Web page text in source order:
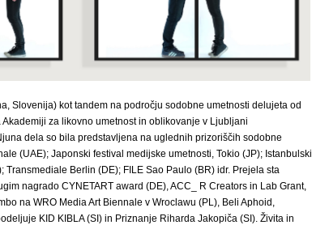
Slovenija) kot tandem na področju sodobne umetnosti delujeta od
za likovno umetnost in oblikovanje v Ljubljani
dela so bila predstavljena na uglednih prizoriščih sodobne
(UAE); Japonski festival medijske umetnosti, Tokio (JP); Istanbulski
Transmediale Berlin (DE); FILE Sao Paulo (BR) idr. Prejela sta
nagrado CYNETART award (DE), ACC_ R Creators in Lab Grant,
na WRO Media Art Biennale v Wroclawu (PL), Beli Aphoid,
KID KIBLA (SI) in Priznanje Riharda Jakopiča (SI). Živita in